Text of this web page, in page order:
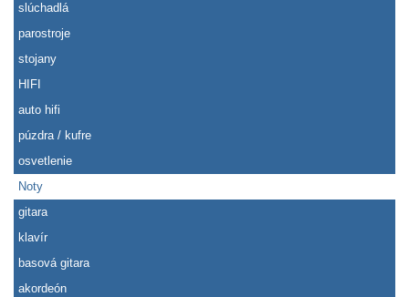
slúchadlá
parostroje
stojany
HIFI
auto hifi
púzdra / kufre
osvetlenie
Noty
gitara
klavír
basová gitara
akordeón